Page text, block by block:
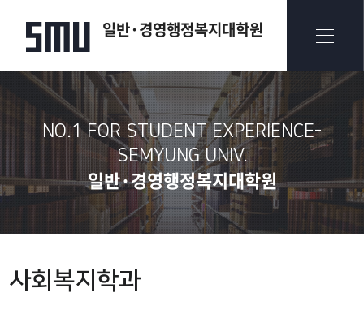
일반·경영행정복지대학원
NO.1 FOR STUDENT EXPERIENCE-
SEMYUNG UNIV.​
일반·경영행정복지대학원
사회복지학과